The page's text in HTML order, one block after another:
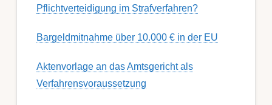
Pflicht­ver­teidig­ung im Strafverfahren?
Bargeldmitnahme über 10.000 € in der EU
Aktenvorlage an das Amtsgericht als
Verfahrensvoraussetzung